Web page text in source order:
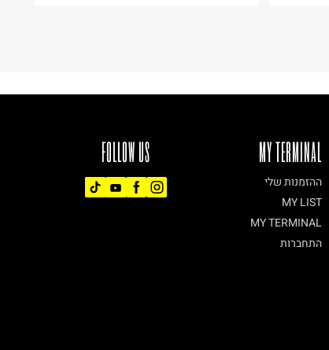
FOLLOW US MY TERMINAL
ההזמנות שלי
MY LIST
MY TERMINAL
התחברות